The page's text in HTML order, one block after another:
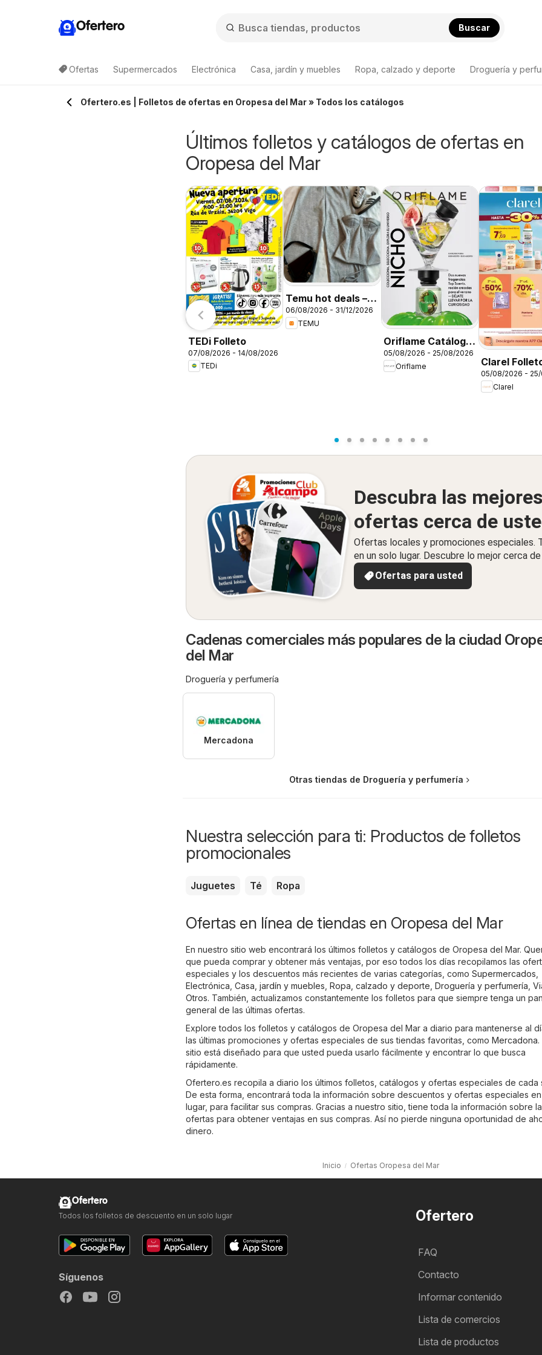
Ofertero Buscar
Ofertas Supermercados Electrónica Casa, jardín y muebles Ropa, calzado y deporte Droguería y
Ofertero.es | Folletos de ofertas en Oropesa del Mar » Todos los catálogos
Últimos folletos y catálogos de ofertas en
Oropesa del Mar
TEDi Folleto
07/08/2026 - 14/08/2026
TEDi
Temu hot deals –
Spain
06/08/2026 - 31/12/2026
TEMU
Oriflame Catálogo
Campaña 11
05/08/2026 - 25/08/2026
Oriflame
Clarel
05/08/2026 -
Clarel
Descubra las mejores
ofertas cerca de
Ofertas locales y promociones especiales.
en un solo lugar. Descubre lo mejor cerca
Ofertas para usted
Cadenas comerciales más populares de la ciudad
del Mar
Droguería y perfumería
Mercadona
Otras tiendas de Droguería y perfumería
Nuestra selección para ti: Productos de folletos
promocionales
Juguetes Té Ropa
Ofertas en línea de tiendas en Oropesa del Mar
En nuestro sitio web encontrará los últimos folletos y catálogos de Oropesa del Mar.
que pueda comprar y obtener más ventajas, por eso todos los días recopilamos las
especiales y los descuentos más recientes de varias categorías, como Supermercados
Electrónica Casa, jardín y muebles Ropa, calzado y deporte Droguería y perfumería
Otros. También, actualizamos constantemente los folletos para que siempre tenga un
general de las últimas ofertas.
Explore todos los folletos y catálogos de Oropesa del Mar a diario para mantenerse al
las últimas promociones y ofertas especiales de sus tiendas favoritas, como Mercadona
sitio está diseñado para que usted pueda usarlo fácilmente y encontrar lo que busca
rápidamente.
Ofertero.es recopila a diario los últimos folletos, catálogos y ofertas especiales de cada
De esta forma, encontrará toda la información sobre descuentos y ofertas especiales
lugar, para facilitar sus compras. Gracias a nuestro sitio, tiene toda la información sobre
ofertas para obtener ventajas en sus compras. Así no pierde ninguna oportunidad de
dinero.
Inicio Ofertas Oropesa del Mar
Ofertero
FAQ
Contacto
Informar contenido
Lista de comercios
Lista de productos
Ofertero
Todos los folletos de descuento en un solo lugar
Síguenos